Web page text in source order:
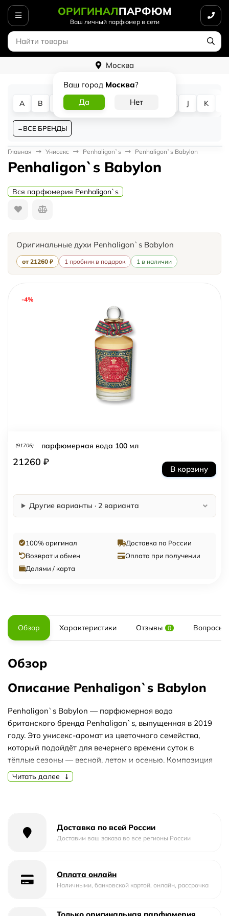
ОРИГИНАЛПАРФЮМ
Ваш личный парфюмер в сети
Москва
Ваш город Москва?
A B D G J K
ВСЕ БРЕНДЫ
Главная Унисекс Penhaligon`s Penhaligon`s Babylon
Penhaligon`s Babylon
Вся парфюмерия Penhaligon`s
Оригинальные духи Penhaligon`s Babylon
от 21260 ₽ 1 пробник в подарок 1 в наличии
-4%
(91706) парфюмерная вода 100 мл
21260 ₽
В корзину
Другие варианты · 2 варианта
100% оригинал
Доставка по России
Возврат и обмен
Оплата при получении
Долями / карта
Обзор Характеристики Отзывы 0 Вопросы
Обзор
Описание Penhaligon`s Babylon
Penhaligon`s Babylon — парфюмерная вода
британского бренда Penhaligon`s, выпущенная в 2019
году. Это унисекс-аромат из цветочного семейства,
который подойдёт для вечернего времени суток в
тёплые сезоны — весной, летом и осенью. Композиция
строится на контрасте сладкой ванили, пряного
шафрана и сухого кедра, создавая многогранный и
ваниль — мягкая и слегка сладковатая. В сердце к ней
присоединяется шафран, придающий композиции
уравновешивает сладость и добавляет стойкости. Такое
сочетание делает аромат уютным, но при этом
Читать далее
Доставка по всей России
Доставим ваш заказа во все регионы России
Оплата онлайн
Наличными, банковской картой, онлайн, рассрочка